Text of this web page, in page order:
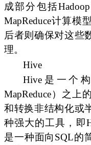
成部分包括
MapReduce计算模
后者则确保对这些
理。
Hive
Hive是一个
MapReduce）之上
和转换非结构化或
种强大的工具，即
是一种面向SQL的